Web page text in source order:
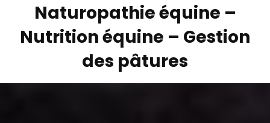
Naturopathie équine –
Nutrition équine – Gestion
des pâtures